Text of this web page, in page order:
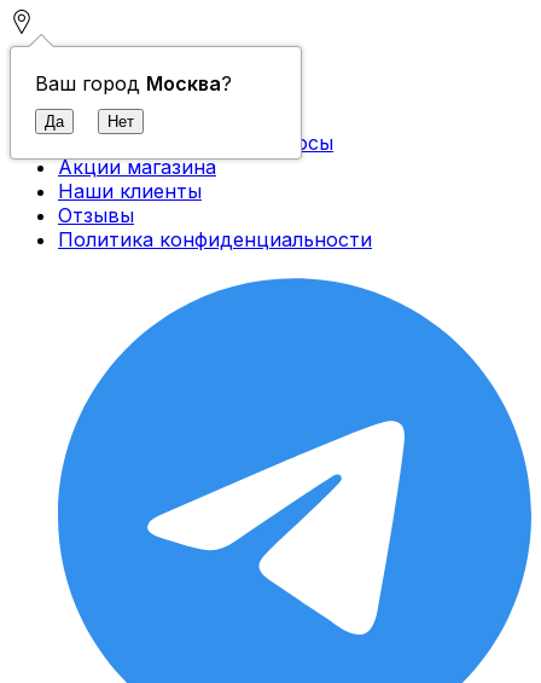
Ваш город Москва?
Контакты
О компании
Доставка и оплата
Часто задаваемые вопросы
Акции магазина
Наши клиенты
Отзывы
Политика конфиденциальности